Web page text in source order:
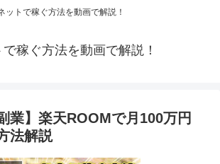
ットで稼ぐ方法を動画で解説！
稼ぐ方法を動画で解説！
業】楽天ROOMで月100万円
法解説